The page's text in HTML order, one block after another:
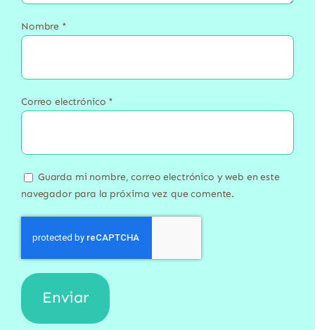
Nombre *
Correo electrónico *
Guarda mi nombre, correo electrónico y web en este
navegador para la próxima vez que comente.